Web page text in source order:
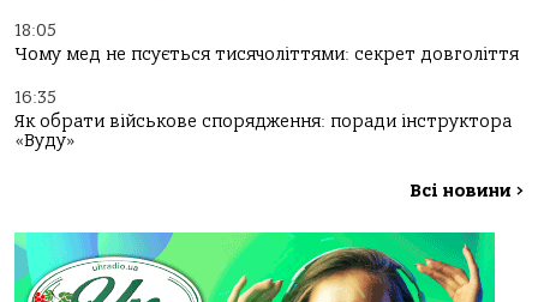
18:05
Чому мед не псується тисячоліттями: секрет довголіття
16:35
Як обрати військове спорядження: поради інструктора
«Вуду»
Всі новини >